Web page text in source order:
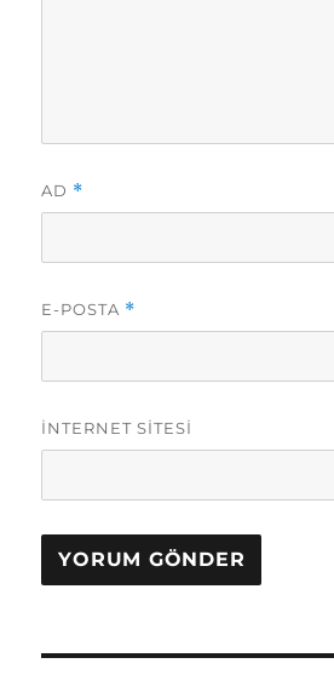
AD *
E-POSTA *
İNTERNET SITESI